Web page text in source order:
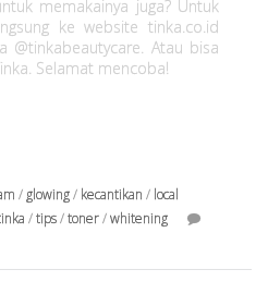
memakainya juga? Untuk
ke website tinka.co.id
@tinkabeautycare. Atau bisa
Selamat mencoba!
/ glowing/ kecantikan / local
/tips/toner/whitening